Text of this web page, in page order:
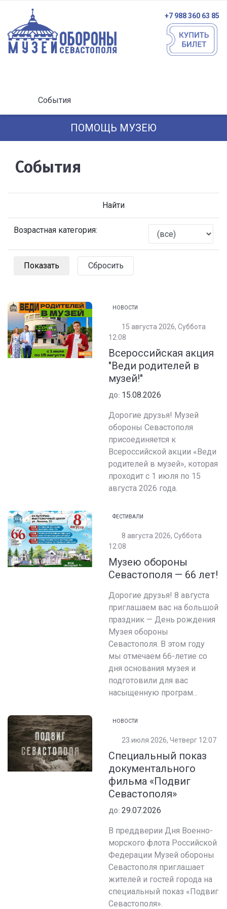
+7 988 360 63 85
События
ПОМОЩЬ МУЗЕЮ
События
Найти
Возрастная категория:
Сбросить
НОВОСТИ
15 августа 2026, Суббота
12:08
Всероссийская акция
"Веди родителей в
музей!"
ДО: 15.08.2026
Дорогие друзья! Музей
обороны Севастополя
присоединяется к
Всероссийской акции «Веди
родителей в музей», которая
проходит с 1 июля по 15
августа 2026 года.
ФЕСТИВАЛИ
8 августа 2026, Суббота
12:08
Музею обороны
Севастополя — 66 лет!
Дорогие друзья! 8 августа
приглашаем вас на большой
праздник — День рождения
Музея обороны
Севастополя. В этом году
мы отмечаем 66-летие со
дня основания музея и
подготовили для вас
насыщенную програм...
НОВОСТИ
23 июля 2026, Четверг 12:07
Специальный показ
документального
фильма «Подвиг
Севастополя»
ДО: 29.07.2026
В преддверии Дня Военно-
морского флота Российской
Федерации Музей обороны
Севастополя приглашает
жителей и гостей города на
специальный показ «Подвиг
Севастополя».